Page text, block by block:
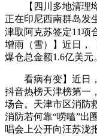
【四川多地清理坳
正在印尼西南群岛发
津取阿克苏签定11项
增雨（雪）】近日，
爆仓总金额1.6亿美元
看病有变】近日，
抖音热榜天津榜第一
场合。天津市区消防
消防若何靠“唠嗑”出
唱会上公开向汪苏泷